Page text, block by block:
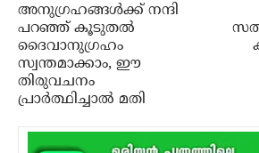
അനുഗ്രഹങ്ങള്‍ക്ക് നന്ദി
പറഞ്ഞ് കൂടുതല്‍
ദൈവാനുഗ്രഹം
സ്വന്തമാക്കാം, ഈ
തിരുവചനം
പ്രാര്‍ത്ഥിച്ചാല്‍ മതി